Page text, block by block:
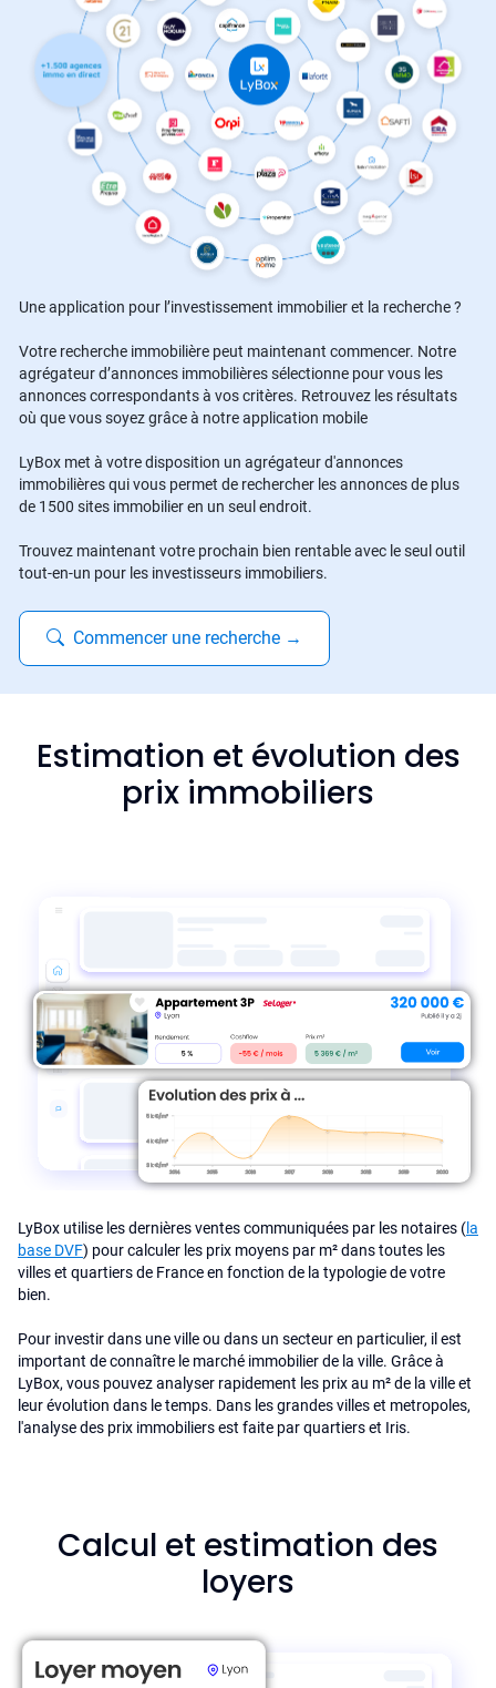
Une application pour l’investissement immobilier et la recherche ?
Votre recherche immobilière peut maintenant commencer. Notre
agrégateur d’annonces immobilières sélectionne pour vous les
annonces correspondants à vos critères. Retrouvez les résultats
où que vous soyez grâce à notre application mobile
LyBox met à votre disposition un agrégateur d'annonces
immobilières qui vous permet de rechercher les annonces de plus
de 1500 sites immobilier en un seul endroit.
Trouvez maintenant votre prochain bien rentable avec le seul outil
tout-en-un pour les investisseurs immobiliers.
Commencer une recherche →
Estimation et évolution des
prix immobiliers
LyBox utilise les dernières ventes communiquées par les notaires (la
base DVF) pour calculer les prix moyens par m² dans toutes les
villes et quartiers de France en fonction de la typologie de votre
bien.
Pour investir dans une ville ou dans un secteur en particulier, il est
important de connaître le marché immobilier de la ville. Grâce à
LyBox, vous pouvez analyser rapidement les prix au m² de la ville et
leur évolution dans le temps. Dans les grandes villes et metropoles,
l'analyse des prix immobiliers est faite par quartiers et Iris.
Calcul et estimation des
loyers